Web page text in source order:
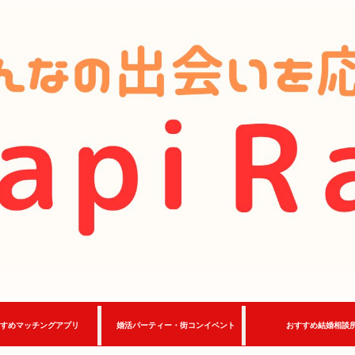
めマッチングアプリ 婚活パーティー・街コンイベント おすすめ結婚相談